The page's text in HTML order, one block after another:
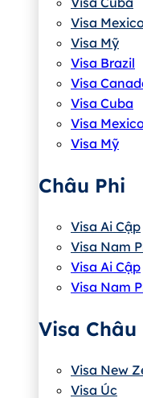
Visa
Visa Mỹ
Visa Brazil
Visa
Visa Cuba
Visa
Visa Mỹ
Châu Phi
Visa Ai Cập
Visa Nam
Visa Ai Cập
Visa Nam
Visa Châu
Visa New
Visa Úc